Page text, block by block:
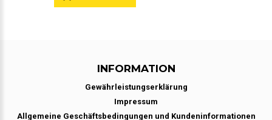
INFORMATION
Gewährleistungserklärung
Impressum
Allgemeine Geschäftsbedingungen und Kundeninformationen